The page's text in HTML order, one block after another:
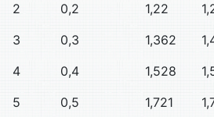
2
0,2 1,22
3
0,3 1,362
4
0,4 1,528
5
0,5 1,721